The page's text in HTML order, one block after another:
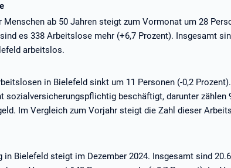
ab 50 Jahren steigt zum Vormonat um 28
es 338 Arbeitslose mehr (+6,7 Prozent). Insgesamt
arbeitslos.
in Bielefeld sinkt um 11 Personen (-0,2
sozialversicherungspflichtig beschäftigt, darunter zählen
Im Vergleich zum Vorjahr steigt die Zahl dieser
in Bielefeld steigt im Dezember 2024. Insgesamt sind